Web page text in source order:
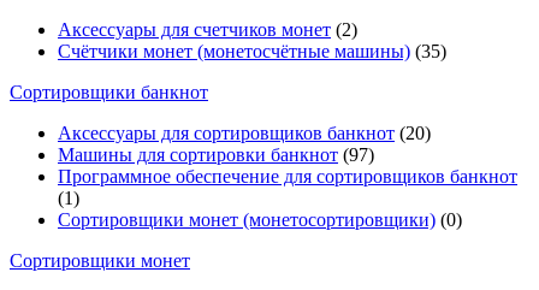
Аксессуары для счетчиков монет (2)
Счётчики монет (монетосчётные машины) (35)
Cортировщики банкнот
Аксессуары для сортировщиков банкнот (20)
Машины для сортировки банкнот (97)
Программное обеспечение для сортировщиков банкнот
(1)
Сортировщики монет (монетосортировщики) (0)
Сортировщики монет